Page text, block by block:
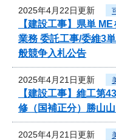
2025年4月22日更新
【建設工事】県単
業務 委託工事/委維3
般競争入札公告
2025年4月21日更新
【建設工事】維工第
修（国補正分）勝山
2025年4月21日更新